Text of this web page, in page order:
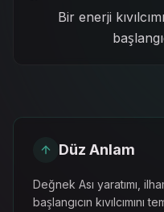
Bir enerji
Düz Anlam
Değnek Ası yaratımı,
başlangıcın kıvılcımını